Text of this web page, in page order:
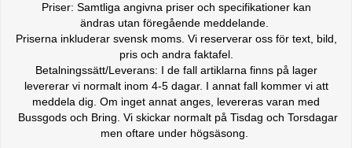
Priser: Samtliga angivna priser och specifikationer kan
ändras utan föregående meddelande.
Priserna inkluderar svensk moms. Vi reserverar oss för text, bild,
pris och andra faktafel.
Betalningssätt/Leverans: I de fall artiklarna finns på lager
levererar vi normalt inom 4-5 dagar. I annat fall kommer vi att
meddela dig. Om inget annat anges, levereras varan med
Bussgods och Bring. Vi skickar normalt på Tisdag och Torsdagar
men oftare under högsäsong.